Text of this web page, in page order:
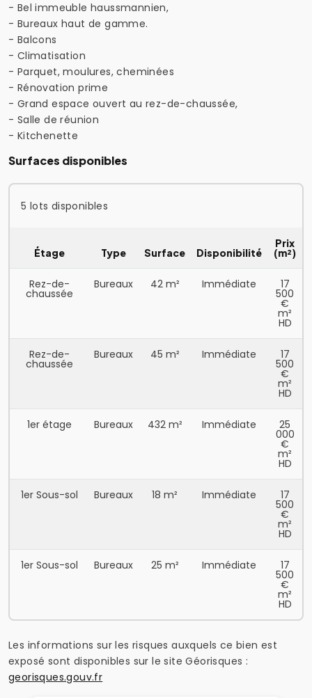
- Bel immeuble haussmannien,
- Bureaux haut de gamme.
- Balcons
- Climatisation
- Parquet, moulures, cheminées
- Rénovation prime
- Grand espace ouvert au rez-de-chaussée,
- Salle de réunion
- Kitchenette
Surfaces disponibles
5 lots disponibles
Étage Type Surface Disponibilité
Prix
(m²)
Rez-de-
chaussée
Bureaux 42 m² Immédiate 17
500
€
m²
HD
Rez-de-
chaussée
Bureaux 45 m² Immédiate 17
500
€
m²
HD
1er étage Bureaux 432 m² Immédiate 25
000
€
m²
HD
1er Sous-sol Bureaux 18 m² Immédiate 17
500
€
m²
HD
1er Sous-sol Bureaux 25 m² Immédiate 17
500
€
m²
HD
Les informations sur les risques auxquels ce bien est
exposé sont disponibles sur le site Géorisques :
georisques.gouv.fr